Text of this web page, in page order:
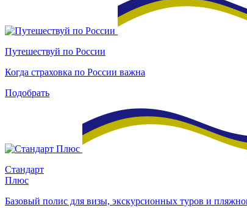
Путешествуй по России
Когда страховка по России важна
Подобрать
Стандарт
Плюс
Базовый полис для визы, экскурсионных туров и